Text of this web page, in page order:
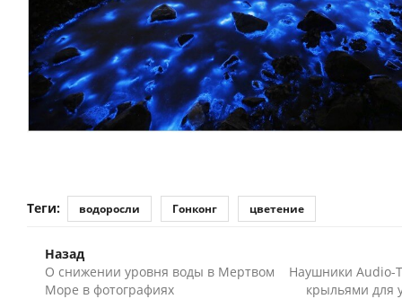
Теги: водоросли Гонконг цветение
Назад
О снижении уровня воды в Мертвом
Море в фотографиях
Наушники Audio-
крыльями для